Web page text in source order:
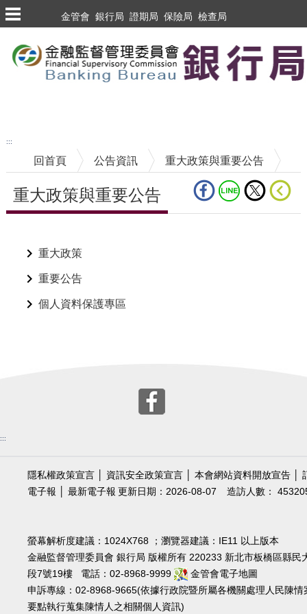
跳到主要內容區塊
金管會 銀行局 證期局 保險局 檢查局
:::
回首頁 公告資訊 重大政策與重要公告
重大政策與重要公告
重大政策
重要公告
個人資料保護專區
:::
隱私權政策宣言 資訊安全政策宣言 本會網站資料開放宣告
電子報
最新電子報 造訪人數：
更新日期：2026-08-07
螢幕解析度建議：1024X768 ；瀏覽器建議：IE11 以上版本
金融監督管理委員會 銀行局 版權所有 220233 新北市板橋區縣民
段7號19樓 電話：02-8968-9999
金管會電子地圖
申訴專線：02-8968-9665(依據行政院暨所屬各機關處理人民陳情
要點執行蒐集陳情人之相關個人資訊)